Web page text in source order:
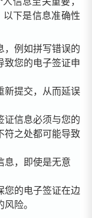
下是信息准确性
，例如拼写错误的
致您的电子签证申
新提交，从而延误
证信息必须与您的
符之处都可能导致
息，即使是无意
您的电子签证在边
险。